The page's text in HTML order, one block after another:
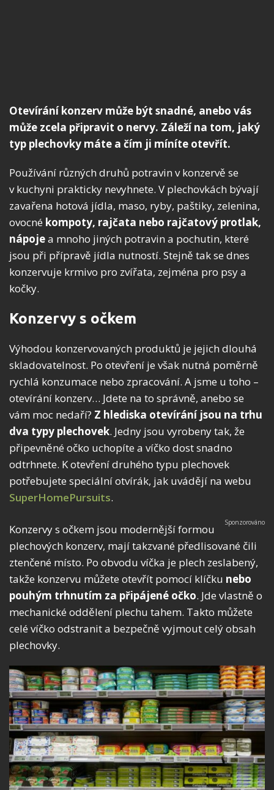
Otevírání konzerv může být snadné, anebo vás
může zcela připravit o nervy. Záleží na tom, jaký
typ plechovky máte a čím ji míníte otevřít.
Používání různých druhů potravin v konzervě se
v kuchyni prakticky nevyhnete. V plechovkách bývají
zavařena hotová jídla, maso, ryby, paštiky, zelenina,
ovocné kompoty, rajčata nebo rajčatový protlak,
nápojea mnoho jiných potravin a pochutin, které
jsou při přípravě jídla nutností. Stejně tak se dnes
konzervuje krmivo pro zvířata, zejména pro psy a
kočky.
Konzervy s očkem
Výhodou konzervovaných produktů je jejich dlouhá
skladovatelnost. Po otevření je však nutná poměrně
rychlá konzumace nebo zpracování. A jsme u toho –
otevírání konzerv… Jdete na to správně, anebo se
vám moc nedaří? Z hlediska otevírání jsou na trhu
dva typy plechovek. Jedny jsou vyrobeny tak, že
připevněné očko uchopíte a víčko dost snadno
odtrhnete. K otevření druhého typu plechovek
potřebujete speciální otvírák, jak uvádějí na webu
SuperHomePursuits.
Konzervy s očkem jsou modernější formou
plechových konzerv, mají takzvané předlisované čili
ztenčené místo. Po obvodu víčka je plech zeslabený,
takže konzervu můžete otevřít pomocí klíčku nebo
pouhým trhnutím za připájené očko. Jde vlastně o
mechanické oddělení plechu tahem. Takto můžete
celé víčko odstranit a bezpečně vyjmout celý obsah
plechovky.